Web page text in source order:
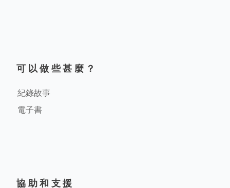
可以做些甚麼？
紀錄故事
電子書
協助和支援